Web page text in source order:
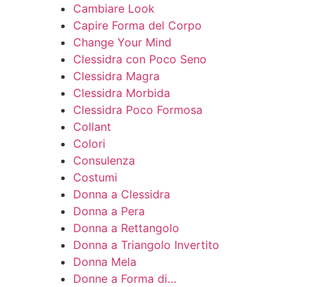
Cambiare Look
Capire Forma del Corpo
Change Your Mind
Clessidra con Poco Seno
Clessidra Magra
Clessidra Morbida
Clessidra Poco Formosa
Collant
Colori
Consulenza
Costumi
Donna a Clessidra
Donna a Pera
Donna a Rettangolo
Donna a Triangolo Invertito
Donna Mela
Donne a Forma di…